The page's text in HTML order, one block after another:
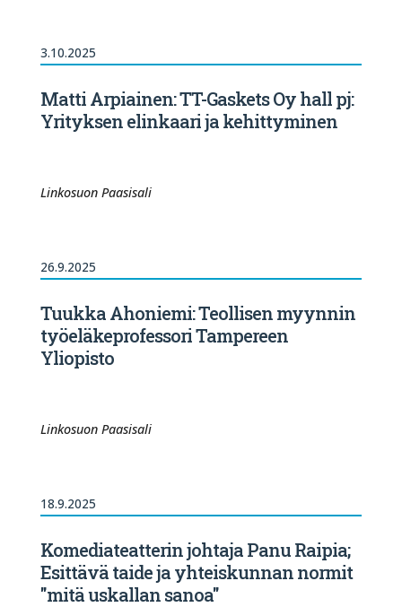
3.10.2025
Matti Arpiainen: TT-Gaskets Oy hall pj:
Yrityksen elinkaari ja kehittyminen
Linkosuon Paasisali
26.9.2025
Tuukka Ahoniemi: Teollisen myynnin
työeläkeprofessori Tampereen
Yliopisto
Linkosuon Paasisali
18.9.2025
Komediateatterin johtaja Panu Raipia;
Esittävä taide ja yhteiskunnan normit
"mitä uskallan sanoa"